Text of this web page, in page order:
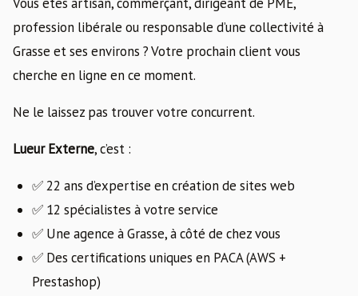
profession libérale ou responsable d’une collectivité à
Grasse et ses environs ? Votre prochain client vous
cherche en ligne en ce moment.
Ne le laissez pas trouver votre concurrent.
Lueur Externe, c’est :
✅ 22 ans d’expertise en création de sites web
✅ 12 spécialistes à votre service
✅ Une agence à Grasse, à côté de chez vous
✅ Des certifications uniques en PACA (AWS +
Prestashop)